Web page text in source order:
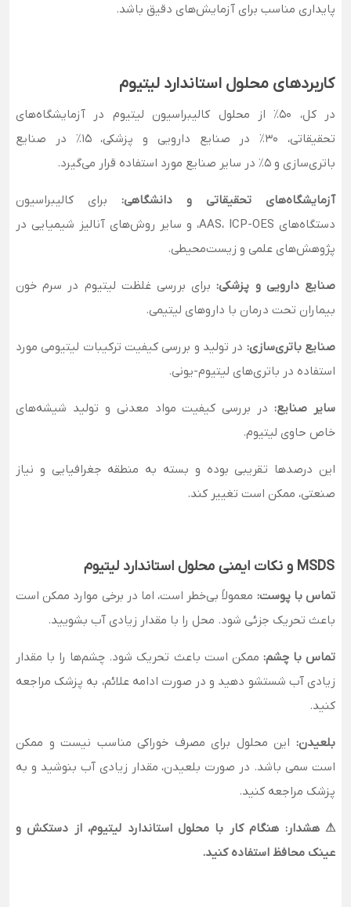
پایداری مناسب برای آزمایش‌های دقیق باشد.
کاربردهای محلول استاندارد لیتیوم
در کل، 50٪ از محلول کالیبراسیون لیتیوم در آزمایشگاه‌های
تحقیقاتی، 30٪ در صنایع دارویی و پزشکی، 15٪ در صنایع
باتری‌سازی و 5٪ در سایر صنایع مورد استفاده قرار می‌گیرد.
آزمایشگاه‌های تحقیقاتی و دانشگاهی: برای کالیبراسیون
دستگاه‌های AAS، ICP-OES، و سایر روش‌های آنالیز شیمیایی در
پژوهش‌های علمی و زیست‌محیطی.
صنایع دارویی و پزشکی: برای بررسی غلظت لیتیوم در سرم خون
بیماران تحت درمان با داروهای لیتیمی.
صنایع باتری‌سازی: در تولید و بررسی کیفیت ترکیبات لیتیومی مورد
استفاده در باتری‌های لیتیوم-یونی.
سایر صنایع: در بررسی کیفیت مواد معدنی و تولید شیشه‌های
خاص حاوی لیتیوم.
این درصدها تقریبی بوده و بسته به منطقه جغرافیایی و نیاز
صنعتی، ممکن است تغییر کند.
تماس با پوست: معمولاً بی‌خطر است، اما در برخی موارد ممکن است
باعث تحریک جزئی شود. محل را با مقدار زیادی آب بشویید.
تماس با چشم: ممکن است باعث تحریک شود. چشم‌ها را با مقدار
زیادی آب شستشو دهید و در صورت ادامه علائم، به پزشک مراجعه
کنید.
بلعیدن: این محلول برای مصرف خوراکی مناسب نیست و ممکن
است سمی باشد. در صورت بلعیدن، مقدار زیادی آب بنوشید و به
پزشک مراجعه کنید.
⚠ هشدار: هنگام کار با محلول استاندارد لیتیوم، از دستکش و
عینک محافظ استفاده کنید.